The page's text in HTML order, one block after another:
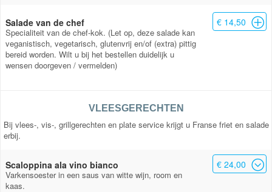
Salade van de chef
Specialiteit van de chef-kok. (Let op, deze salade kan
veganistisch, vegetarisch, glutenvrij en/of (extra) pittig
bereid worden. Wilt u bij het bestellen duidelijk u
wensen doorgeven / vermelden)
€ 14,50
VLEESGERECHTEN
Bij vlees-, vis-, grillgerechten en plate service krijgt u Franse friet en salade
erbij.
Scaloppina ala vino bianco
Varkensoester in een saus van witte wijn, room en
kaas.
€ 24,00